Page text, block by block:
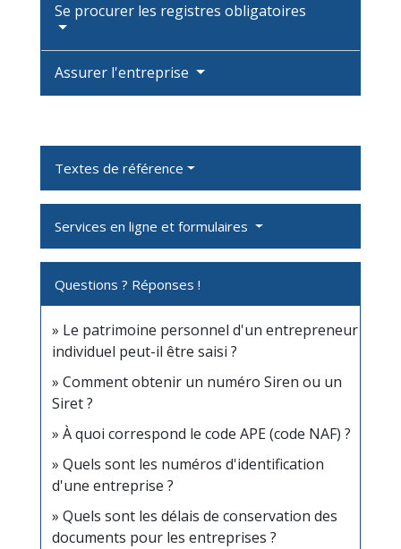
Se procurer les registres obligatoires
Assurer l'entreprise
Textes de référence
Services en ligne et formulaires
Questions ? Réponses !
Le patrimoine personnel d'un entrepreneur
individuel peut-il être saisi ?
Comment obtenir un numéro Siren ou un
Siret ?
À quoi correspond le code APE (code NAF) ?
Quels sont les numéros d'identification
d'une entreprise ?
Quels sont les délais de conservation des
documents pour les entreprises ?